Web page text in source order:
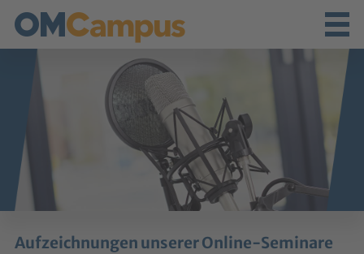
Aufzeichnungen unserer Online-Seminare